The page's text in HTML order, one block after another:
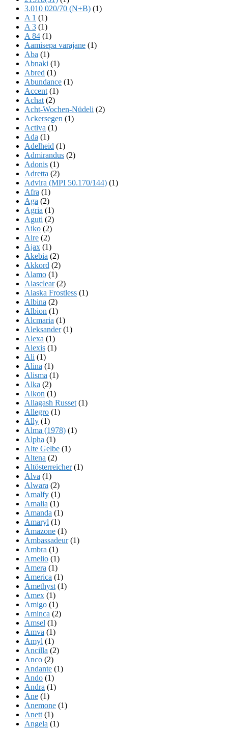
3.010 020/70 (N+B) (1)
A 1 (1)
A 3 (1)
A 84 (1)
Aamisepa varajane (1)
Aba (1)
Abnaki (1)
Abred (1)
Abundance (1)
Accent (1)
Achat (2)
Acht-Wochen-Nüdeli (2)
Ackersegen (1)
Activa (1)
Ada (1)
Adelheid (1)
Admirandus (2)
Adonis (1)
Adretta (2)
Advira (MPI 50.170/144) (1)
Afra (1)
Aga (2)
Agria (1)
Aguti (2)
Aiko (2)
Aire (2)
Ajax (1)
Akebia (2)
Akkord (2)
Alamo (1)
Alasclear(2)
Alaska Frostless (1)
Albina (2)
Albion (1)
Alcmaria (1)
Aleksander(1)
Alexa (1)
Alexis (1)
Ali (1)
Alina (1)
Alisma (1)
Alka (2)
Alkon (1)
Allagash Russet (1)
Allegro (1)
Ally (1)
Alma (1978) (1)
Alpha (1)
Alte Gelbe (1)
Altena (2)
Altösterreicher(1)
Alva (1)
Alwara (2)
Amalfy (1)
Amalia (1)
Amanda (1)
Amaryl (1)
Amazone (1)
Ambassadeur(1)
Ambra (1)
Amelio (1)
Amera (1)
America (1)
Amethyst (1)
Amex (1)
Amigo (1)
Aminca (2)
Amsel (1)
Amva (1)
Amyl (1)
Ancilla (2)
Anco (2)
Andante (1)
Ando (1)
Andra (1)
Ane (1)
Anemone (1)
Anett (1)
Angela (1)